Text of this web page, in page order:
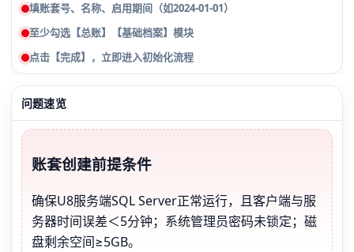
填账套号、名称、启用期间（如2024-01-01）
至少勾选【总账】【基础档案】模块
点击【完成】，立即进入初始化流程
问题速览
账套创建前提条件
确保U8服务端SQL Server正常运行，且客户端与服
务器时间误差＜5分钟；系统管理员密码未锁定；磁
盘剩余空间≥5GB。